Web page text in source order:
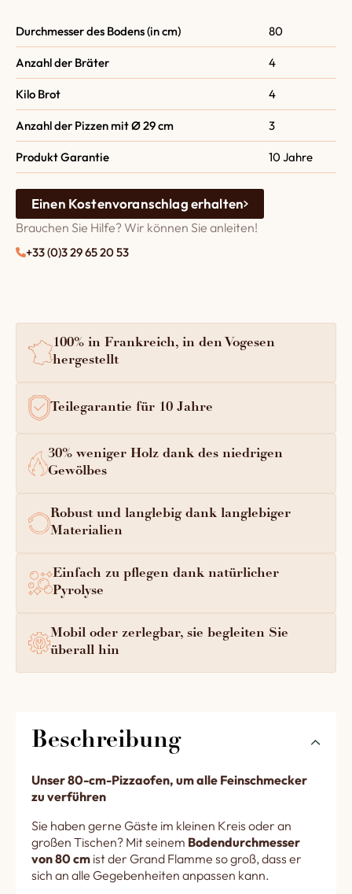
Durchmesser des Bodens (in cm) 80
Anzahl der Bräter 4
Kilo Brot 4
Anzahl der Pizzen mit Ø 29 cm 3
Produkt Garantie 10 Jahre
Einen Kostenvoranschlag erhalten
Brauchen Sie Hilfe? Wir können Sie anleiten!
+33 (0)3 29 65 20 53
100% in Frankreich, in den Vogesen
hergestellt
Teilegarantie für 10 Jahre
30% weniger Holz dank des niedrigen
Gewölbes
Robust und langlebig dank langlebiger
Materialien
Einfach zu pflegen dank natürlicher
Pyrolyse
Mobil oder zerlegbar, sie begleiten Sie
überall hin
Beschreibung
Unser 80-cm-Pizzaofen, um alle Feinschmecker
zu verführen
Sie haben gerne Gäste im kleinen Kreis oder an
großen Tischen? Mit seinem Bodendurchmesser
von 80 cm ist der Grand Flamme so groß, dass er
sich an alle Gegebenheiten anpassen kann.